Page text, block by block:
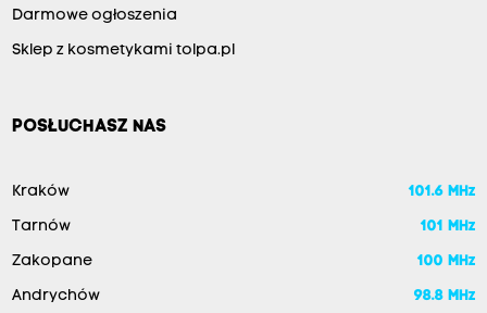
Darmowe ogłoszenia
Sklep z kosmetykami tolpa.pl
POSŁUCHASZ NAS
Kraków 101.6 MHz
Tarnów 101 MHz
Zakopane 100 MHz
Andrychów 98.8 MHz